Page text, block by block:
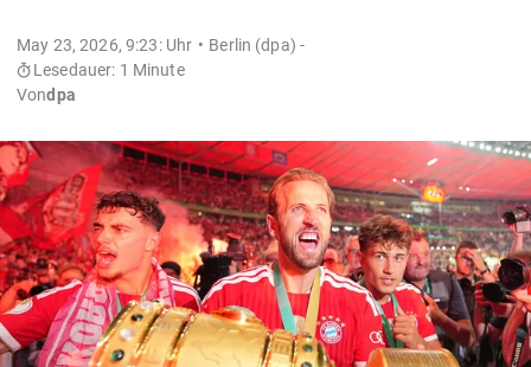
May 23, 2026, 9:23: Uhr
Berlin (dpa) -
Lesedauer: 1 Minute
Vondpa